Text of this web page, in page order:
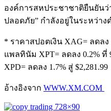
องค์การสหประชาชาติยืนยันว่
ปลอดภัย” กำลังอยู่ในระหว่าง
* ราคาสปอตเงิน XAG= ลดล
แพลทินัม XPT= ลดลง 0.2% ที่
XPD= ลดลง 1.7% สู่ $2,281.99
อ้างอิงจาก WWW.XM.COM